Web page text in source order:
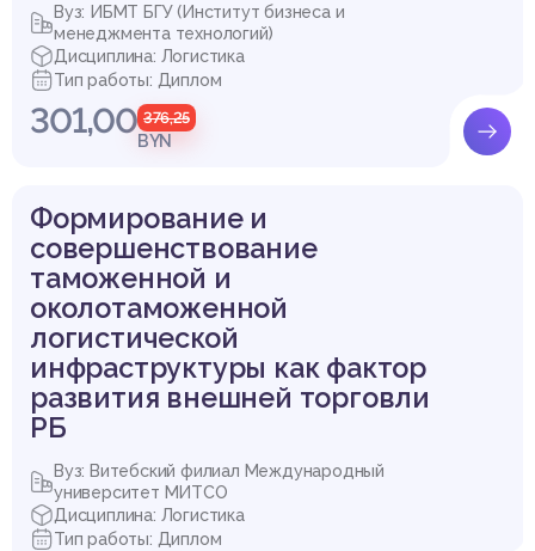
Вуз: ИБМТ БГУ (Институт бизнеса и
менеджмента технологий)
Дисциплина: Логистика
Тип работы: Диплом
301,00 376,25
BYN
Формирование и
совершенствование
таможенной и
околотаможенной
логистической
инфраструктуры как фактор
развития внешней торговли
РБ
Вуз: Витебский филиал Международный
университет МИТСО
Дисциплина: Логистика
Тип работы: Диплом